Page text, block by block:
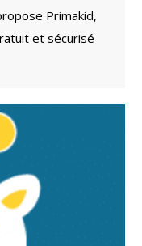
Primakid,
et sécurisé